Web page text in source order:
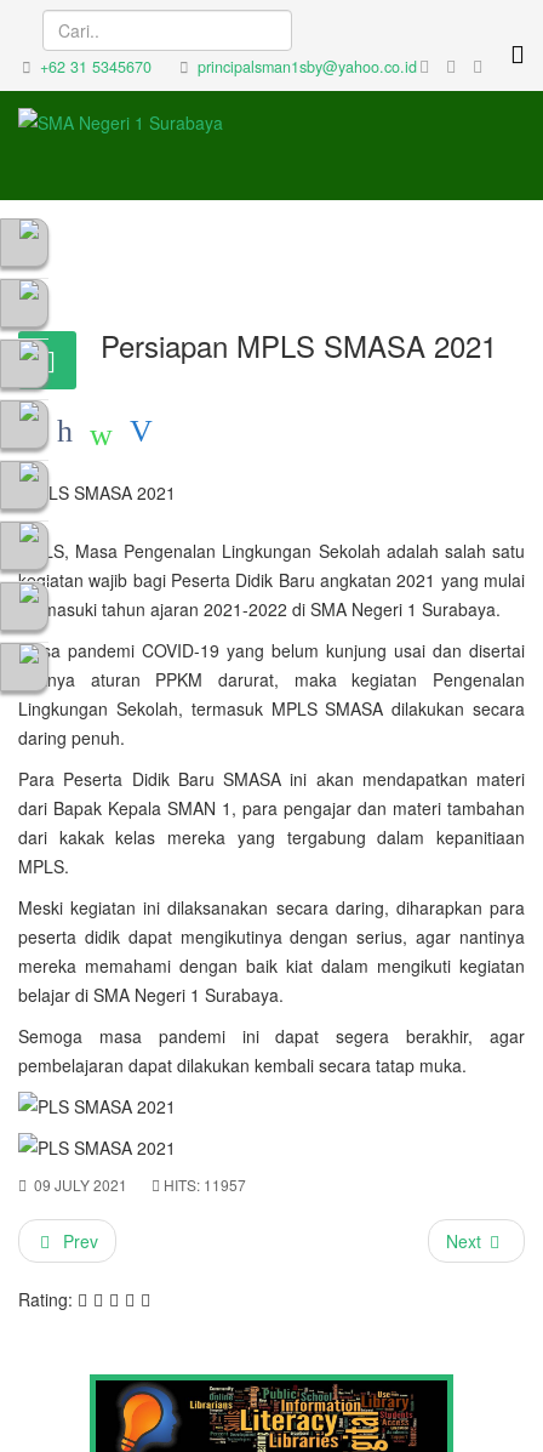
+62 31 5345670 principalsman1sby@yahoo.co.id
Persiapan MPLS SMASA 2021
MPLS, Masa Pengenalan Lingkungan Sekolah adalah salah satu
kegiatan wajib bagi Peserta Didik Baru angkatan 2021 yang mulai
memasuki tahun ajaran 2021-2022 di SMA Negeri 1 Surabaya.
Masa pandemi COVID-19 yang belum kunjung usai dan disertai
adanya aturan PPKM darurat, maka kegiatan Pengenalan
Lingkungan Sekolah, termasuk MPLS SMASA dilakukan secara
daring penuh.
Para Peserta Didik Baru SMASA ini akan mendapatkan materi
dari Bapak Kepala SMAN 1, para pengajar dan materi tambahan
dari kakak kelas mereka yang tergabung dalam kepanitiaan
MPLS.
Meski kegiatan ini dilaksanakan secara daring, diharapkan para
peserta didik dapat mengikutinya dengan serius, agar nantinya
mereka memahami dengan baik kiat dalam mengikuti kegiatan
belajar di SMA Negeri 1 Surabaya.
Semoga masa pandemi ini dapat segera berakhir, agar
pembelajaran dapat dilakukan kembali secara tatap muka.
09 JULY 2021 HITS: 11957
Prev Next
Rating: